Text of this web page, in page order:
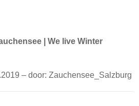
| We live Winter
– door: Zauchensee_Salzburg